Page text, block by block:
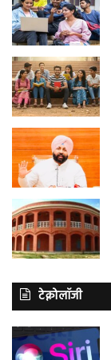
टेक्नोलॉजी